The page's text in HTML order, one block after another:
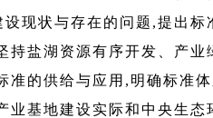
设现状与存在的问题,提出
持盐湖资源有序开发、产
准的供给与应用,明确标准
业基地建设实际和中央生